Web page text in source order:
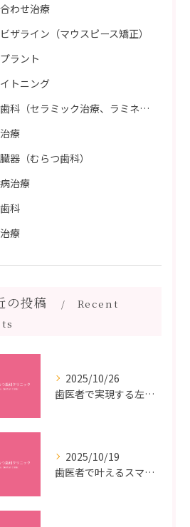
わせ治療
ザライン（マウスピース矯正）
ラント
トニング
セラミック治療、ラミネートべニア、ダイレクトボンディング）
療
器（むらつ歯科）
治療
科
療
の投稿
Recent
2025/10/26
歯医者で実現する左右対称治療のポイントと矯正治療選びの疑問解決ガイド
2025/10/19
歯医者で叶えるスマイルメイクオーバーなら福岡県福岡市博多区博多駅前の最新矯正治療解説